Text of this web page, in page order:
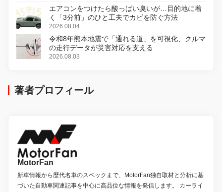
エアコンをつけたら酸っぱい臭いが…目的地に着
く「3分前」のひと工夫でカビを防ぐ方法
2026.08.04
令和8年熊本地震で「通れる道」を可視化、クルマ
の走行データが災害対応を支える
2026.08.03
著者プロフィール
MotorFan
新車情報から歴代名車のスペックまで、MotorFan独自取材と分析に基
づいた自動車関連記事を中心に高品位な情報を発信します。 カーライ